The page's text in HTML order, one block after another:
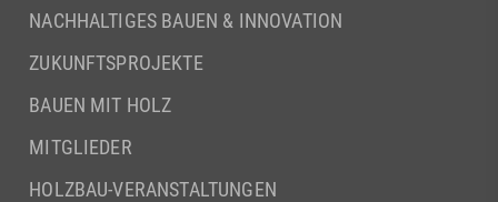
NACHHALTIGES BAUEN & INNOVATION
ZUKUNFTSPROJEKTE
BAUEN MIT HOLZ
MITGLIEDER
HOLZBAU-VERANSTALTUNGEN